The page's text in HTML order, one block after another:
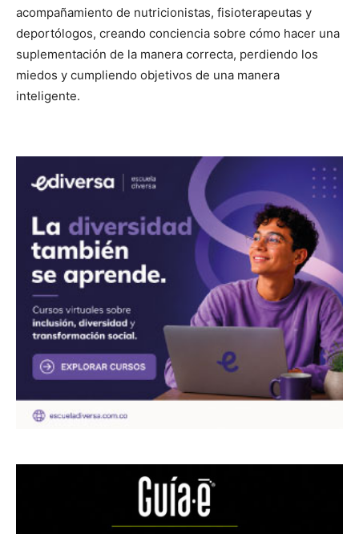
acompañamiento de nutricionistas, fisioterapeutas y
deportólogos, creando conciencia sobre cómo hacer una
suplementación de la manera correcta, perdiendo los
miedos y cumpliendo objetivos de una manera
inteligente.